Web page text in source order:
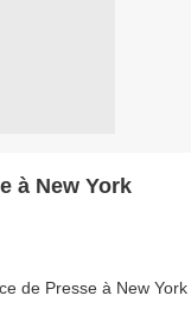
à New York